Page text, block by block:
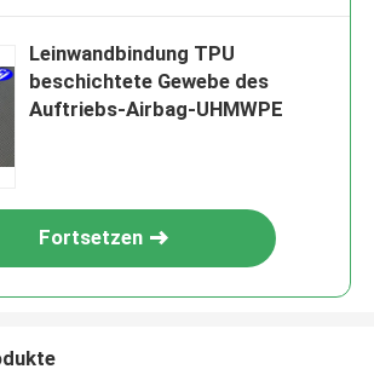
Leinwandbindung TPU
beschichtete Gewebe des
Auftriebs-Airbag-UHMWPE
Fortsetzen